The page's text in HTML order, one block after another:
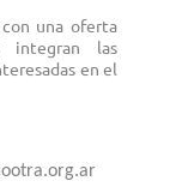
una oferta
integran las
en el